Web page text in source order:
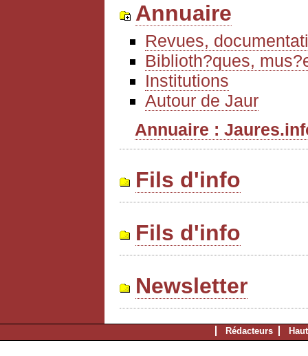
Annuaire
Revues,
Biblioth?ques,
Institutions
Autour de Jaur
Annuaire :
Fils d'info
Fils d'info
Newsletter
Rédacteurs